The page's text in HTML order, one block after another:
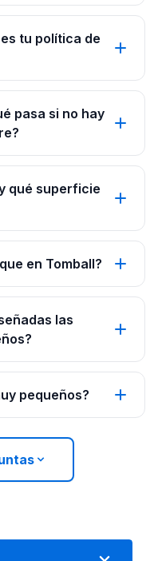
tu política de
pasa si no hay
qué superficie
en Tomball?
las
pequeños?